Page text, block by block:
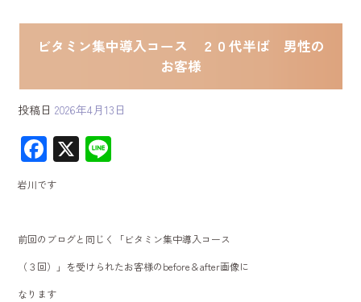
ビタミン集中導入コース ２０代半ば 男性の
お客様
投稿日 2026年4月13日
F
ac
e
b
o
ok
X
岩川です
前回のブログと同じく「ビタミン集中導入コース
（３回）」を受けられたお客様のbefore＆after画像に
なります